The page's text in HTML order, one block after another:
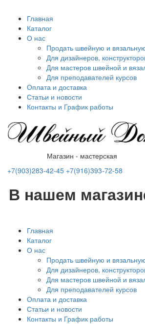
Главная
Каталог
О нас
Продать швейную и
Для дизайнеров,
Для мастеров швейной и
Для преподавателей курсов
Оплата и доставка
Статьи и новости
Контакты и График работы
Магазин - мастерская
+7(903)283-42-45 +7(916)393-72-58
В нашем
Главная
Каталог
О нас
Продать швейную и
Для дизайнеров,
Для мастеров швейной и
Для преподавателей курсов
Оплата и доставка
Статьи и новости
Контакты и График работы